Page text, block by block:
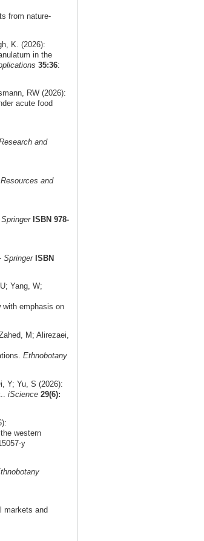
from nature-
K. (2026):
in the
35:36:
RW (2026):
acute food
and
and
ISBN 978-
Springer ISBN
Yang, W;
with emphasis on
M; Alirezaei,
Ethnobotany
Y; Yu, S (2026):
iScience 29(6):
western
y
markets and